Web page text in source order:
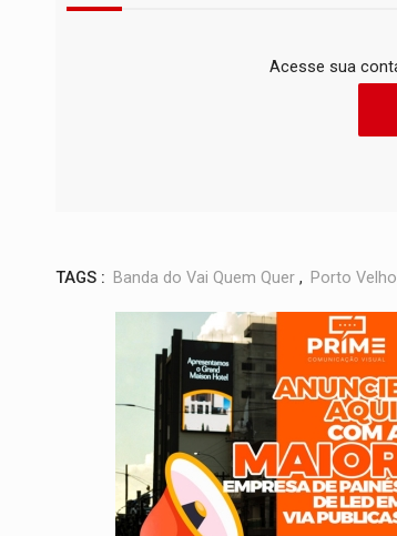
Acesse sua
TAGS : Banda do Vai Quem Quer , Porto Velho